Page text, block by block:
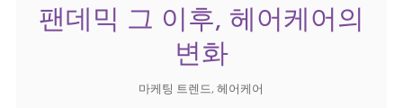
팬데믹 그 이후, 헤어케어의
변화
마케팅 트렌드 ,헤어케어